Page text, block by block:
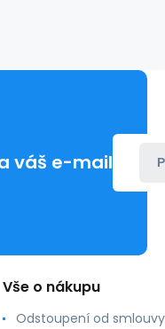
váš e-mail
Vše o nákupu
Odstoupení od smlouvy